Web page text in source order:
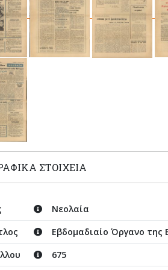
ΣΤΟΙΧΕΊΑ
Νεολαία
Εβδομαδιαίο Όργανο της
675